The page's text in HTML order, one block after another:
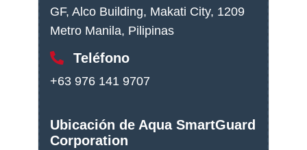
GF, Alco Building, Makati City, 1209
Metro Manila, Pilipinas
Teléfono
+63 976 141 9707
Ubicación de Aqua SmartGuard
Corporation